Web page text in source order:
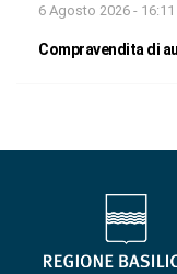
6 Agosto 2026 - 16:11
Compravendita di